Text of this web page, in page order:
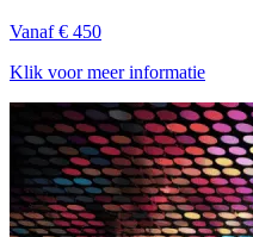
Vanaf € 450
Klik voor meer informatie